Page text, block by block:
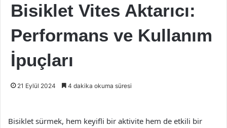
Bisiklet Vites Aktarıcı:
Performans ve Kullanım
İpuçları
21 Eylül 2024 4 dakika okuma süresi
Bisiklet sürmek, hem keyifli bir aktivite hem de etkili bir